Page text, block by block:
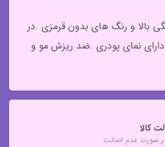
بالا و رنگ های بدون قرمزی .در
نمای پودری .ضد ریزش مو و
کالا
در صورت عدم اصالت